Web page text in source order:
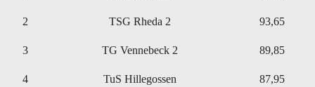
2 TSG Rheda 2 93,65
3 TG Vennebeck 2 89,85
4 TuS Hillegossen 87,95